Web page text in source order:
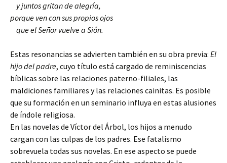
y juntos gritan de alegría,
porque ven con sus propios ojos
que el Señor vuelve a Sión.
Estas resonancias se advierten también en su obra previa: El
hijo del padre, cuyo título está cargado de reminiscencias
bíblicas sobre las relaciones paterno-filiales, las
maldiciones familiares y las relaciones cainitas. Es posible
que su formación en un seminario influya en estas alusiones
de índole religiosa.
En las novelas de Víctor del Árbol, los hijos a menudo
cargan con las culpas de los padres. Ese fatalismo
sobrevuela todas sus novelas. En ese aspecto se puede